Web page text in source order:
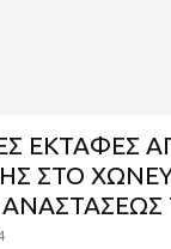
ΕΚΤΑΦΕΣ
ΣΤΟ